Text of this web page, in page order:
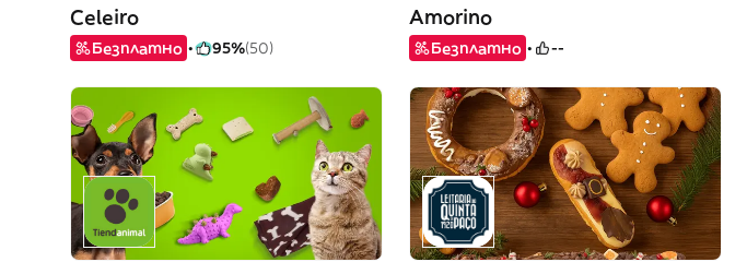
Celeiro
Безплатно 95%(50)
Amorino
Безплатно --